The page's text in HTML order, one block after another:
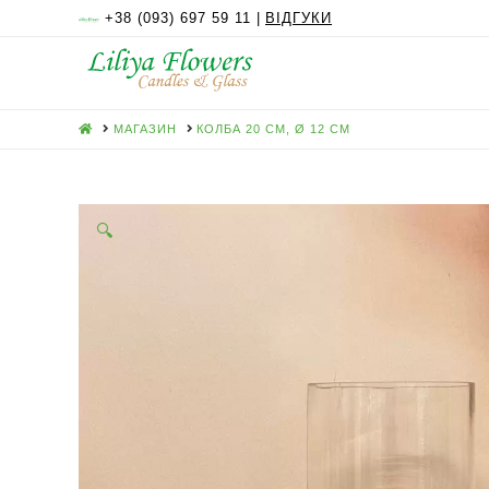
+38 (093) 697 59 11 | ВІДГУКИ
HOMEМАГАЗИН КОЛБА 20 СМ, Ø 12 СМ
🔍